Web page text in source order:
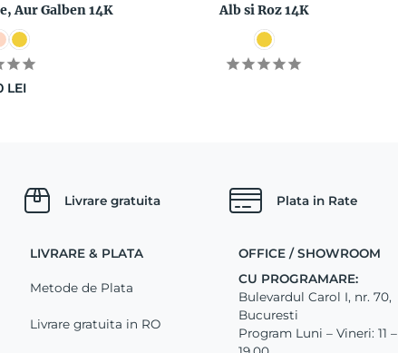
Aur Galben 14K
LEI
Alb si Roz 14K
Livrare gratuita Plata in Rate
LIVRARE & PLATA
Metode de Plata
Livrare gratuita in RO
OFFICE / SHOWROOM
CU PROGRAMARE:
Bulevardul Carol I, nr. 70,
Bucuresti
Program Luni – Vineri: 11 –